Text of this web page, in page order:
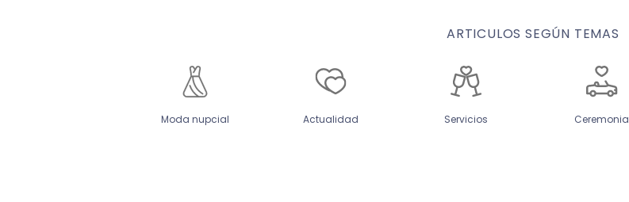
ARTICULOS SEGÚN TEMAS
Moda nupcial Actualidad Servicios Ceremonia